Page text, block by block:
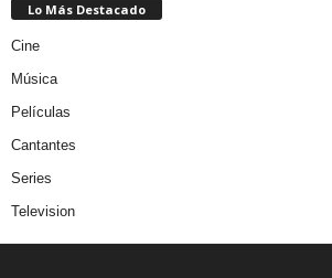
Lo Más Destacado
Cine
Música
Películas
Cantantes
Series
Television